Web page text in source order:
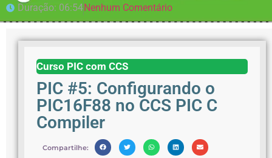
Duração: 06:54Nenhum Comentário
Curso PIC com CCS
PIC #5: Configurando o
PIC16F88 no CCS PIC C
Compiler
Compartilhe: